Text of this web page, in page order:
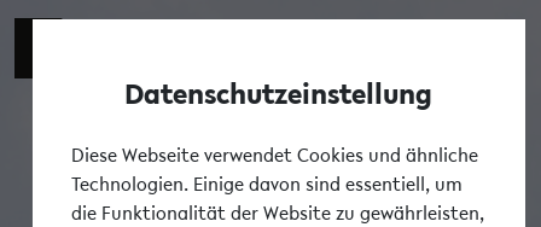
Datenschutzeinstellung
Diese Webseite verwendet Cookies und ähnliche
Technologien. Einige davon sind essentiell, um
die Funktionalität der Website zu gewährleisten,